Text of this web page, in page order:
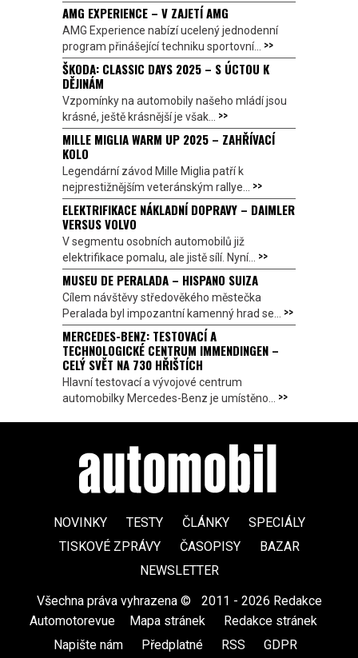
AMG EXPERIENCE – V ZAJETÍ AMG
AMG Experience nabízí ucelený jednodenní
program přinášející techniku sportovní... >>
ŠKODA: CLASSIC DAYS 2025 – S ÚCTOU K
DĚJINÁM
Vzpomínky na automobily našeho mládí jsou
krásné, ještě krásnější je však... >>
MILLE MIGLIA WARM UP 2025 – ZAHŘÍVACÍ
KOLO
Legendární závod Mille Miglia patří k
nejprestižnějším veteránským rallye... >>
ELEKTRIFIKACE NÁKLADNÍ DOPRAVY – DAIMLER
VERSUS VOLVO
V segmentu osobních automobilů již
elektrifikace pomalu, ale jistě sílí. Nyní... >>
MUSEU DE PERALADA – HISPANO SUIZA
Cílem návštěvy středověkého městečka
Peralada byl impozantní kamenný hrad se... >>
MERCEDES-BENZ: TESTOVACÍ A
TECHNOLOGICKÉ CENTRUM IMMENDINGEN –
CELÝ SVĚT NA 730 HŘIŠTÍCH
Hlavní testovací a vývojové centrum
automobilky Mercedes-Benz je umístěno... >>
NOVINKY TESTY ČLÁNKY
SPECIÁLY
TISKOVÉ ZPRÁVY
ČASOPISY
BAZAR
NEWSLETTER
Všechna práva vyhrazena ©
2011 - 2026 Redakce
Automotorevue
Mapa stránek Redakce stránek
Napište nám
Předplatné RSS GDPR